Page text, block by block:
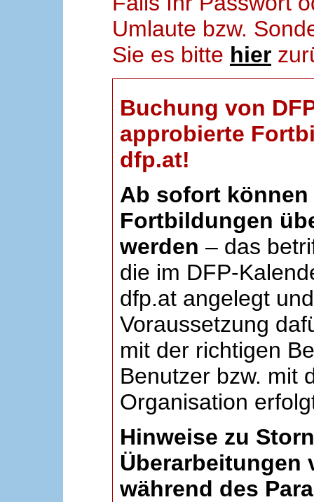
Umlaute bzw.
Sie es bitte hier
Buchung von
approbierte
dfp.at!
Ab sofort können
Fortbildungen
werden – das
die im DFP-
dfp.at angelegt
Voraussetzung
mit der richtigen
Benutzer bzw. mit
Organisation
Hinweise zu
Überarbeitungen
während des